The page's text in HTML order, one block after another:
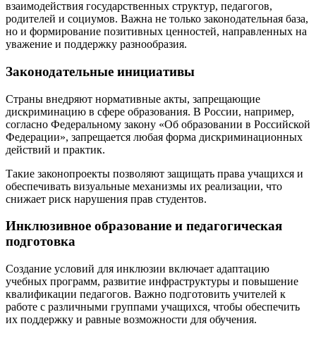
взаимодействия государственных структур, педагогов,
родителей и социумов. Важна не только законодательная база,
но и формирование позитивных ценностей, направленных на
уважение и поддержку разнообразия.
Законодательные инициативы
Страны внедряют нормативные акты, запрещающие
дискриминацию в сфере образования. В России, например,
согласно Федеральному закону «Об образовании в Российской
Федерации», запрещается любая форма дискриминационных
действий и практик.
Такие законопроекты позволяют защищать права учащихся и
обеспечивать визуальные механизмы их реализации, что
снижает риск нарушения прав студентов.
Инклюзивное образование и педагогическая
подготовка
Создание условий для инклюзии включает адаптацию
учебных программ, развитие инфраструктуры и повышение
квалификации педагогов. Важно подготовить учителей к
работе с различными группами учащихся, чтобы обеспечить
их поддержку и равные возможности для обучения.